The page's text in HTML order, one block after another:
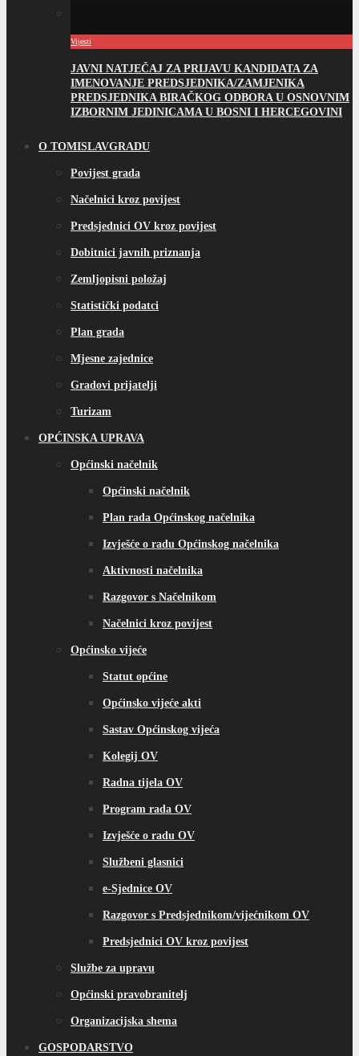
Vijesti
JAVNI NATJEČAJ ZA PRIJAVU KANDIDATA ZA
IMENOVANJE PREDSJEDNIKA/ZAMJENIKA
PREDSJEDNIKA BIRAČKOG ODBORA U OSNOVNIM
IZBORNIM JEDINICAMA U BOSNI I HERCEGOVINI
O TOMISLAVGRADU
Povijest grada
Načelnici kroz povijest
Predsjednici OV kroz povijest
Dobitnici javnih priznanja
Zemljopisni položaj
Statistički podatci
Plan grada
Mjesne zajednice
Gradovi prijatelji
Turizam
OPĆINSKA UPRAVA
Općinski načelnik
Općinski načelnik
Plan rada Općinskog načelnika
Izvješće o radu Općinskog načelnika
Aktivnosti načelnika
Razgovor s Načelnikom
Načelnici kroz povijest
Općinsko vijeće
Statut općine
Općinsko vijeće akti
Sastav Općinskog vijeća
Kolegij OV
Radna tijela OV
Program rada OV
Izvješće o radu OV
Službeni glasnici
e-Sjednice OV
Razgovor s Predsjednikom/vijećnikom OV
Predsjednici OV kroz povijest
Službe za upravu
Općinski pravobranitelj
Organizacijska shema
GOSPODARSTVO